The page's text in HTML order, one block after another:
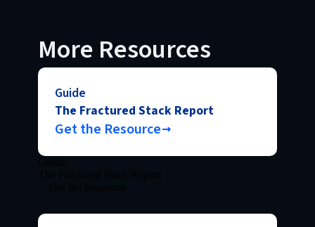
More Resources
Guide
The Fractured Stack Report
Get the Resource